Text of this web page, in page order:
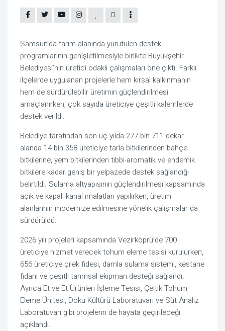
Samsun’da tarım alanında yürütülen destek
programlarının genişletilmesiyle birlikte Büyükşehir
Belediyesi’nin üretici odaklı çalışmaları öne çıktı. Farklı
ilçelerde uygulanan projelerle hem kırsal kalkınmanın
hem de sürdürülebilir üretimin güçlendirilmesi
amaçlanırken, çok sayıda üreticiye çeşitli kalemlerde
destek verildi.
Belediye tarafından son üç yılda 277 bin 711 dekar
alanda 14 bin 358 üreticiye tarla bitkilerinden bahçe
bitkilerine, yem bitkilerinden tıbbi-aromatik ve endemik
bitkilere kadar geniş bir yelpazede destek sağlandığı
belirtildi. Sulama altyapısının güçlendirilmesi kapsamında
açık ve kapalı kanal imalatları yapılırken, üretim
alanlarının modernize edilmesine yönelik çalışmalar da
sürdürüldü.
2026 yılı projeleri kapsamında Vezirköprü’de 700
üreticiye hizmet verecek tohum eleme tesisi kurulurken,
656 üreticiye çilek fidesi, damla sulama sistemi, kestane
fidanı ve çeşitli tarımsal ekipman desteği sağlandı.
Ayrıca Et ve Et Ürünleri İşleme Tesisi, Çeltik Tohum
Eleme Ünitesi, Doku Kültürü Laboratuvarı ve Süt Analiz
Laboratuvarı gibi projelerin de hayata geçirileceği
açıklandı.